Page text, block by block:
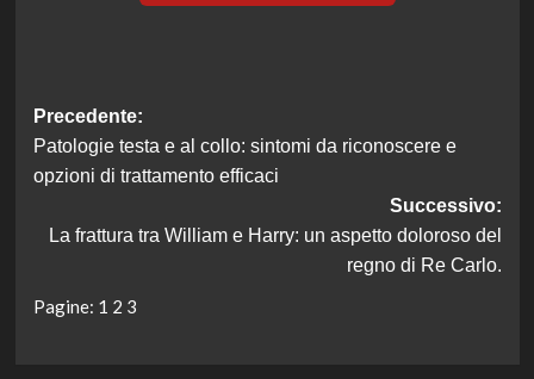
Navigazione
articolo
Precedente:
Patologie testa e al collo: sintomi da riconoscere e
opzioni di trattamento efficaci
Successivo:
La frattura tra William e Harry: un aspetto doloroso del
regno di Re Carlo.
Pagine: 1 2 3